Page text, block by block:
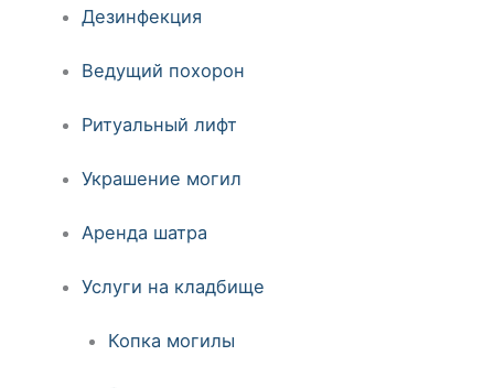
Дезинфекция
Ведущий похорон
Ритуальный лифт
Украшение могил
Аренда шатра
Услуги на кладбище
Копка могилы